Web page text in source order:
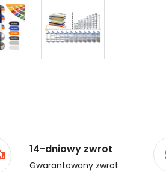
14-dniowy zwrot
Gwarantowany zwrot